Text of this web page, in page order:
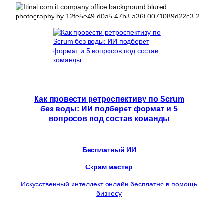
Как провести ретроспективу по Scrum
без воды: ИИ подберет формат и 5
вопросов под состав команды
Бесплатный ИИ
Скрам мастер
Искусственный интеллект онлайн бесплатно в помощь
бизнесу